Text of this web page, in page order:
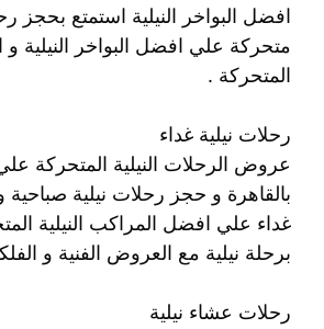
افضل البواخر النيلية استمتع بحجز
متحركة علي افضل البواخر النيلية و
المتحركة .
رحلات نيلية غداء
عروض الرحلات النيلية المتحركة علي
بالقاهرة و حجز رحلات نيلية صباحية
غداء علي افضل المراكب النيلية
برحلة نيلية مع العروض الفنية و
رحلات عشاء نيلية